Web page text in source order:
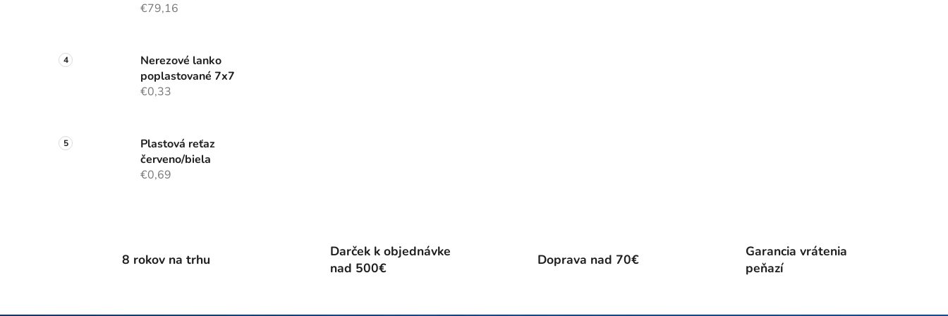
€79,16
Nerezové lanko
poplastované 7x7
€0,33
Plastová reťaz
červeno/biela
€0,69
8 rokov na trhu
Darček k objednávke
nad 500€
Doprava nad 70€
Garancia vrátenia
peňazí